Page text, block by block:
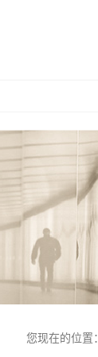
您现在的位置：